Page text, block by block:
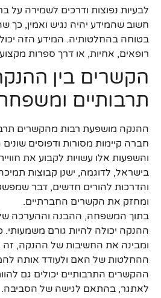
לבעיות נפוצות ודרכים לשמירה על
חשוב שהמידע יהיה נגיש ואמין, כך
בטוחה בהחלטותיה. המידע הזה יכול
רופאים, אחיות, או דרך ספרות
הקשרים בין
תרבותיים
ההנקה מושפעת רבות מהקשרים
חברה קיימות מסורות ודפוסים
והשפעות אלו עשויות לקבוע את
בישראל, לדוגמה, ישנן קבוצות
והדרכות להורים חדשים, דבר
ומחזק את הקשרים החברתיים.
בתוך המשפחה, ההבנה וההערכה
ההנקה יכולה להיות גורם
ומבינה את החשיבות של ההנקה, זה
ההחלטות של האם ולעודד אותה
ההקשרים התרבותיים יכולים גם
לאתגר, בהתאם לגישה של הסביבה.